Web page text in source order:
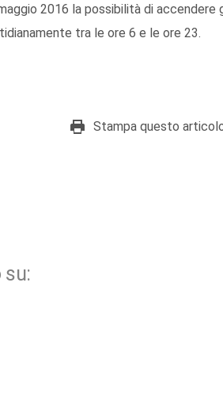
2016 la possibilità di accendere
tra le ore 6 e le ore 23.
Stampa questo
su: